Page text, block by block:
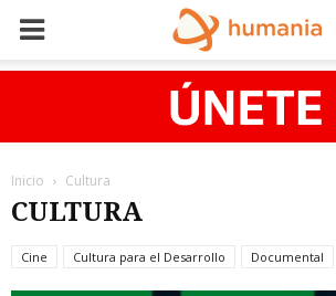
Inicio Cultura
CULTURA
Cine Cultura para el Desarrollo Documental